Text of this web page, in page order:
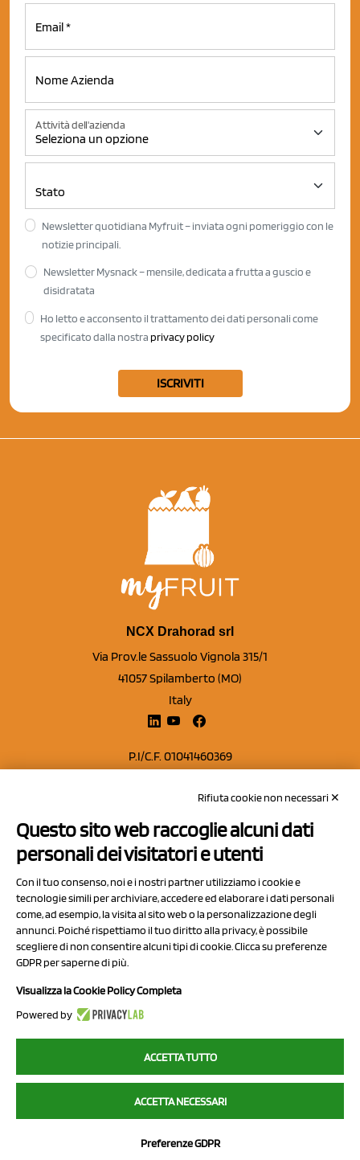
Attività dell'azienda
Newsletter quotidiana Myfruit – inviata ogni pomeriggio con le
notizie principali.
Newsletter Mysnack – mensile, dedicata a frutta a guscio e
disidratata
Ho letto e acconsento il trattamento dei dati personali come
specificato dalla nostra privacy policy
ISCRIVITI
NCX Drahorad srl
Via Prov.le Sassuolo Vignola 315/1
41057 Spilamberto (MO)
Italy
P.I/C.F. 01041460369
Capitale sociale Euro 50.000,00 i.v.
Contatti
Privacy Policy
Cookie Policy
Chi Siamo
2023 NCX Drahorad srl - All rights reserved
myfruit.it è parte del network diNCX DRAHORAD
NCX Drahorad - Via Provinciale Vignola-Sassuolo 315/1 - 41057
Rifiuta cookie non necessari ✕
Questo sito web raccoglie alcuni dati
personali dei visitatori e utenti
Con il tuo consenso, noi e i nostri partner utilizziamo i cookie e
tecnologie simili per archiviare, accedere ed elaborare i dati personali
come, ad esempio, la visita al sito web o la personalizzazione degli
annunci. Poiché rispettiamo il tuo diritto alla privacy, è possibile
scegliere di non consentire alcuni tipi di cookie. Clicca su preferenze
GDPR per saperne di più.
Visualizza la Cookie Policy Completa
Powered by
ACCETTA TUTTO
ACCETTA NECESSARI
Preferenze GDPR